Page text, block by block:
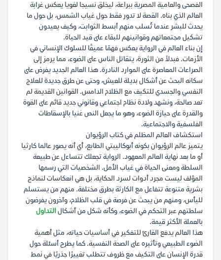
الفصحى والعامية المصرية ببراعة، ليخلق نسيجا لغويا يعكس غرابة
العالم الذي بناه. القصة لا تدور فقط حول غياب الشمس، بل حول ما
يحدث للبشر عندما تُسلب منهم أبسط الثوابت، وكيف يعيدون
تشكيل مجتمعاتهم وقوانينهم للبقاء على قيد الحياة.
إن بناء العالم في الرواية يعكس فهمًا عميقًا للسلوك الإنساني في
الأزمات. فبدلاً من الثورة، يتقاتل الناس على الضوء، مما يرمز إلى
الصراعات المعاصرة على الموارد النادرة. هذا العالم الجديد يفرض على
سكانه البحث عن أشكال بديلة للعيش، وحتى عن طرق جديدة للعلاج
النفسي والجسدي للتكيف مع الظلام الدامس. القوانين القديمة لم
تعد صالحة، ونشهد ولادة نظام اجتماعي وقانوني جديد قائم على القوة
والقدرة على حيازة الضوء، وهو ما يجعل النص غنيا بالإسقاطات
الفلسفية والاجتماعية.
استكشاف العالم المظلم في كتاب الرؤيوان
يتميز عالم الرؤيوان بكونه أبوكاليبتي الطابع، أي أنه يصور عالما كارثيا
أو ما بعد نهاية العالم المعهود. الرواية تجعلك تتساءل عن طبيعة
السلطة ومعنى الحياة في غياب الأمل. الشخصيات التي رسمها
المؤلف ليست مجرد أدوات لسرد الحكاية، بل هي انعكاسات لنماذج
بشرية متنوعة تتفاعل مع الكارثة بطرق مختلفة. منهم من يستسلم
لليأس، ومنهم من يبحث عن فرصة في قلب الظلام، وآخرون يفرضون
سلطتهم عبر التحكم في الضوء، وكأنه شكل من أشكالالتداول
بالعملة الأكثر قيمة.
هذا العالم يدفع القارئ للتفكير في أساسيات حياته، مثل أهمية
الضوء الطبيعي وتأثيره على الصحة النفسية. كما يطرح أسئلة حول
قدرة الإنسان على التكيف مع ظروف تتطلب تغييرًا جذريًا في نمط